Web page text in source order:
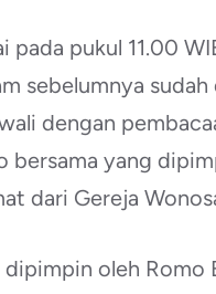
pada pukul 11.00
sebelumnya sudah
dengan
bersama yang
dari Gereja
dipimpin oleh Romo